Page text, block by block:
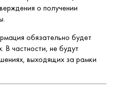
о получении
обязательно будет
В частности, не будут
выходящих за рамки